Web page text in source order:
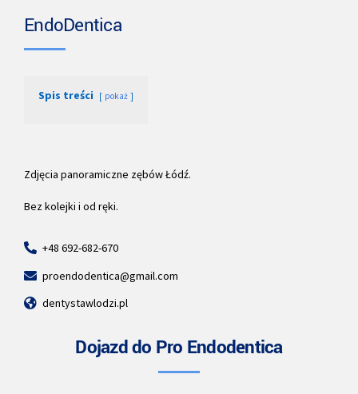
EndoDentica
Spis treści pokaż
Zdjęcia panoramiczne zębów Łódź.
Bez kolejki i od ręki.
+48 692-682-670
proendodentica@gmail.com
dentystawlodzi.pl
Dojazd do Pro Endodentica